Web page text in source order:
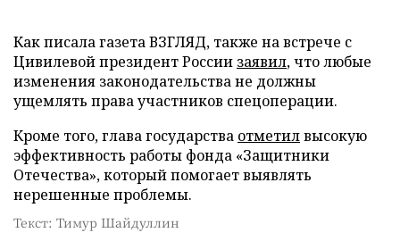
Как писала газета ВЗГЛЯД, также на встрече с
Цивилевой президент России заявил, что любые
изменения законодательства не должны
ущемлять права участников спецоперации.
Кроме того, глава государства отметилвысокую
эффективность работы фонда «Защитники
Отечества», который помогает выявлять
нерешенные проблемы.
Текст: Тимур Шайдуллин